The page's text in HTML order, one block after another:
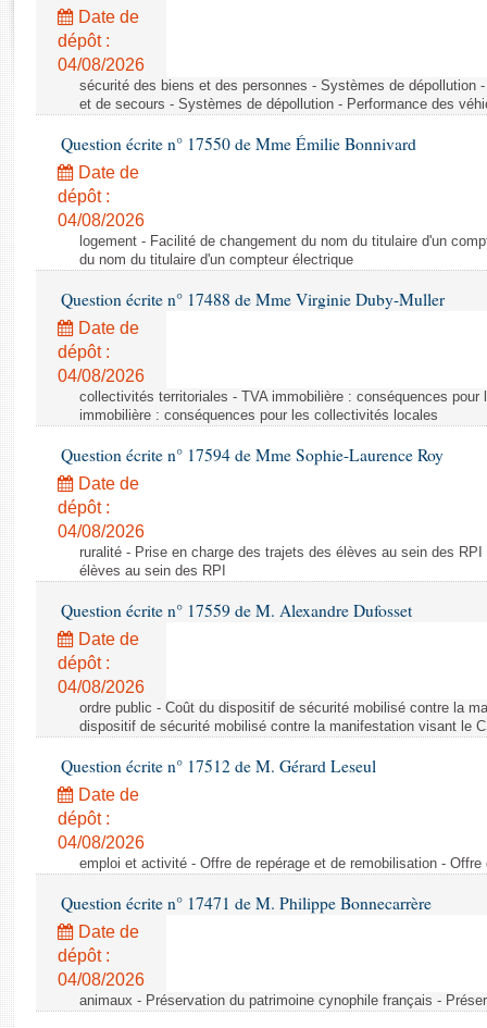
Rapports législatifs
Rapports sur l'application des lois
Baromètre de l’application des lois
Dossiers législatifs
Budget et sécurité sociale
Questions écrites et orales
Comptes rendus des débats
Date de
dépôt :
04/08/2026
sécurité des biens et des personnes - Systèmes de dépollution
et de secours - Systèmes de dépollution - Performance des
Question écrite n° 17550 de Mme Émilie Bonnivard
Date de
dépôt :
04/08/2026
logement - Facilité de changement du nom du titulaire d'un
du nom du titulaire d'un compteur électrique
Question écrite n° 17488 de Mme Virginie Duby-Muller
Date de
dépôt :
04/08/2026
collectivités territoriales - TVA immobilière : conséquences
immobilière : conséquences pour les collectivités locales
Question écrite n° 17594 de Mme Sophie-Laurence Roy
Date de
dépôt :
04/08/2026
ruralité - Prise en charge des trajets des élèves au sein des
élèves au sein des RPI
Question écrite n° 17559 de M. Alexandre Dufosset
Date de
dépôt :
04/08/2026
ordre public - Coût du dispositif de sécurité mobilisé contre la
dispositif de sécurité mobilisé contre la manifestation visant le
Question écrite n° 17512 de M. Gérard Leseul
Date de
dépôt :
04/08/2026
emploi et activité - Offre de repérage et de remobilisation -
Question écrite n° 17471 de M. Philippe Bonnecarrère
Date de
dépôt :
04/08/2026
animaux - Préservation du patrimoine cynophile français -